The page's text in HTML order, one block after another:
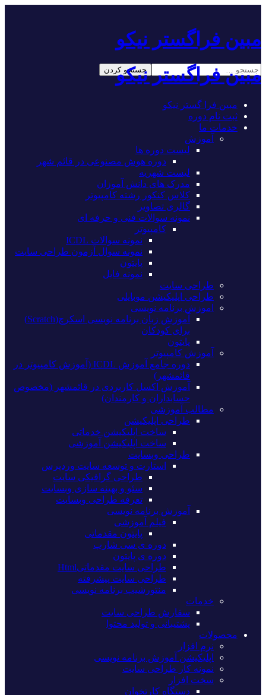
مبین فراگستر نیکو
مبین فراگستر نیکو
مبین فرا گستر نیکو
ثبت نام دوره
خدمات ما
آموزش
لیست دوره ها
دوره هوش مصنوعی در قائم شهر
لیست شهریه
مدرک های دانش آموزان
کلاس کنکور رشته کامپیوتر
گالری تصاویر
نمونه سوالات فنی و حرفه ای
کامپیوتر
نمونه سوالات ICDL
نمونه سوال آزمون طراحی سایت
پایتون
نمونه فایل
طراحی سایت
طراحی اپلیکیشن موبایلی
اموزش برنامه نویسی
آموزش زبان برنامه نویسی اسکرچ(Scratch)
برای کودکان
پایتون
آموزش کامپیوتر
دوره جامع آموزش ICDL (آموزش کامپیوتر در
قائمشهر)
آموزش اکسل کاربردی در قائمشهر (مخصوص
حسابداران و کارمندان)
مطالب آموزشی
طراحی اپلیکیشن
ساخت اپلیکیشن خدماتی
ساخت اپلیکیشن آموزشی
طراحی وبسایت
استارت و توسعه سایت وردپرس
طراحی گرافیکی سایت
سئو و بهینه سازی وبسایت
تعرفه طراحی وبسایت
آموزش برنامه نویسی
فیلم آموزشی
پایتون مقدماتی
دوره ی سی شارپ
دوره ی پایتون
طراحی سایت مقدماتیHtml
طراحی سایت پیشرفته
منتورشیپ برنامه نویسی
خدمات
سفارش طراحی سایت
پشتیبانی و تولید محتوا
محصولات
نرم افزار
اپلیکیشن آموزش برنامه نویسی
نمونه کار طراحی سایت
سخت افزار
دستگاه کارتخوان